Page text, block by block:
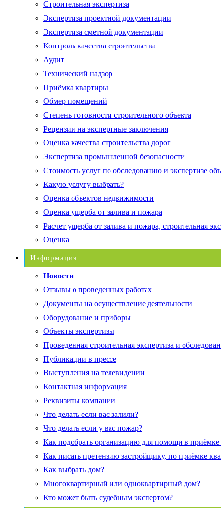
Строительная экспертиза
Экспертиза проектной документации
Экспертиза сметной документации
Контроль качества строительства
Аудит
Технический надзор
Приёмка квартиры
Обмер помещений
Степень готовности строительного объекта
Рецензии на экспертные заключения
Оценка качества строительства дорог
Экспертиза промышленной безопасности
Стоимость услуг по обследованию и экспертизе
Какую услугу выбрать?
Оценка объектов недвижимости
Оценка ущерба от залива и пожара
Расчет ущерба от залива и пожара, строительная
Оценка
Информация
Новости
Отзывы о проведенных работах
Документы на осуществление деятельности
Оборудование и приборы
Объекты экспертизы
Проведенная строительная экспертиза и
Публикации в прессе
Выступления на телевидении
Контактная информация
Реквизиты компании
Что делать если вас залили?
Что делать если у вас пожар?
Как подобрать организацию для помощи в приёмке
Как писать претензию застройщику, по приёмке
Как выбрать дом?
Многоквартирный или одноквартирный дом?
Кто может быть судебным экспертом?